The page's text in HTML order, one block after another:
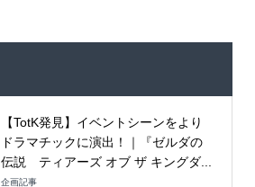
【TotK発見】イベントシーンをより
ドラマチックに演出！｜『ゼルダの
伝説 ティアーズ オブ ザ キングダ...
企画記事